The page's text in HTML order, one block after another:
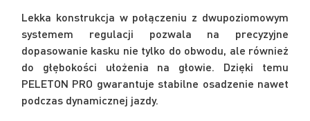
Lekka konstrukcja w połączeniu z dwupoziomowym
systemem regulacji pozwala na precyzyjne
dopasowanie kasku nie tylko do obwodu, ale również
do głębokości ułożenia na głowie. Dzięki temu
PELETON PRO gwarantuje stabilne osadzenie nawet
podczas dynamicznej jazdy.